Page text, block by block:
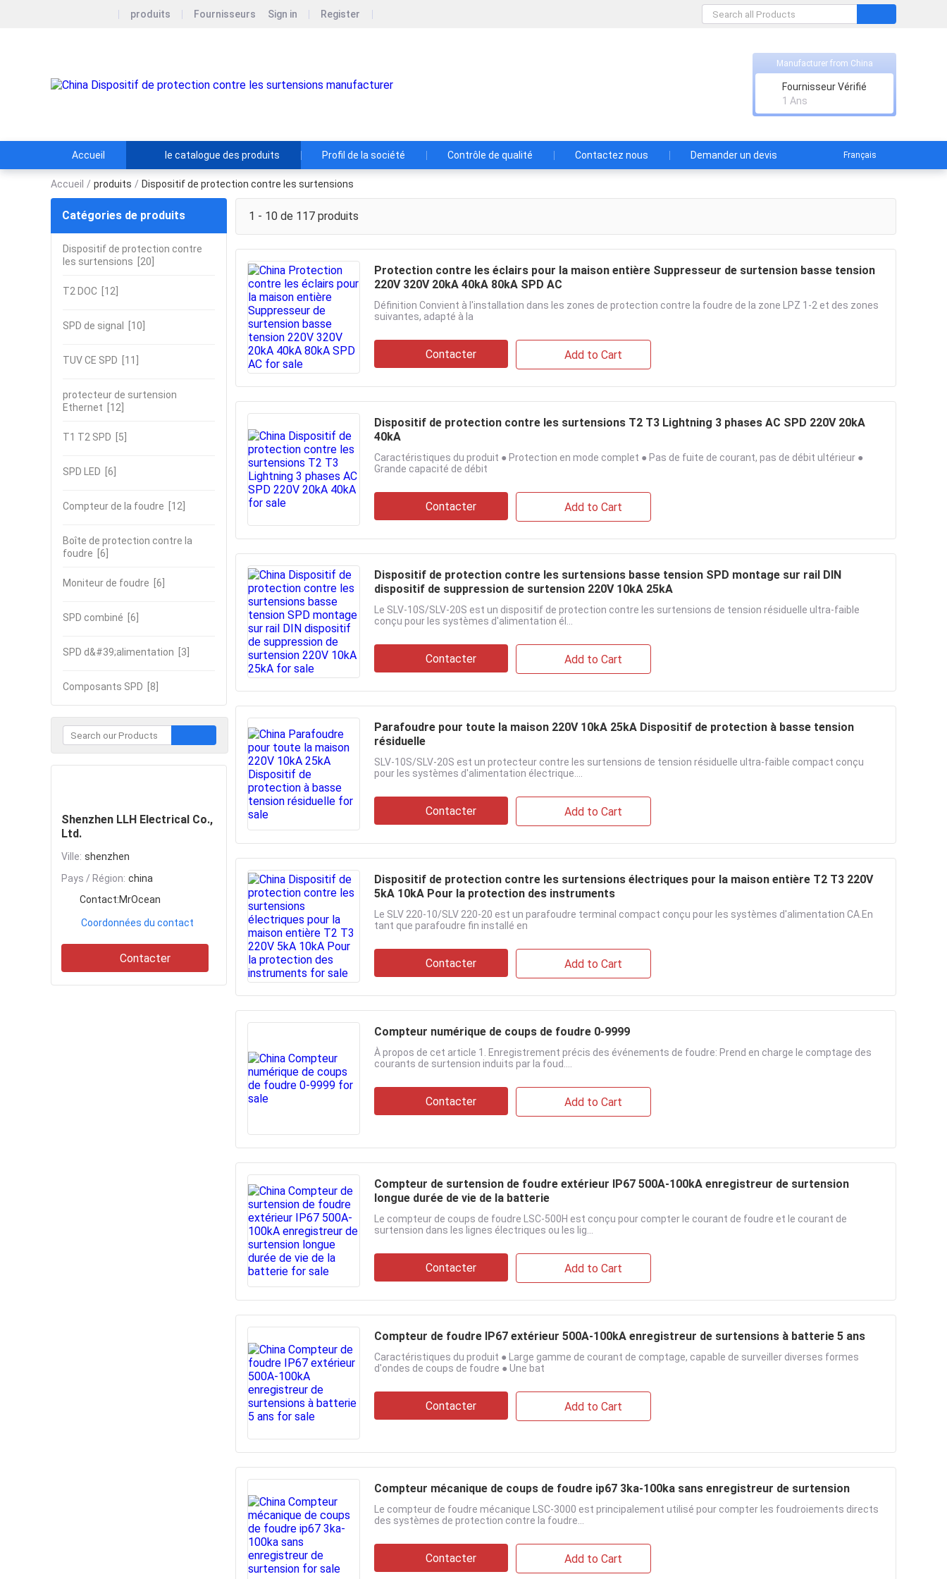
produits Fournisseurs Sign in Register
Fabricant expert de solutions de protection contre les surtensions et la sécurité contre
Manufacturer from China
Fournisseur Vérifié
1 Ans
Accueil le catalogue des produits Profil de la société Contrôle de qualité Contactez nous Demander un devis Français
Accueil / produits / Dispositif de protection contre les surtensions
Catégories de produits
Dispositif de protection contre
les surtensions [20]
T2 DOC [12]
SPD de signal [10]
TUV CE SPD [11]
protecteur de surtension
Ethernet [12]
T1 T2 SPD [5]
SPD LED [6]
Compteur de la foudre [12]
Boîte de protection contre la
foudre [6]
Moniteur de foudre [6]
SPD combiné [6]
SPD d&#39;alimentation [3]
Composants SPD [8]
Shenzhen LLH Electrical Co.,
Ltd.
Ville: shenzhen
Pays / Région: china
Contact:MrOcean
Coordonnées du contact
Contacter
1 - 10 de 117 produits
Protection contre les éclairs pour la maison entière Suppresseur de surtension basse tension
220V 320V 20kA 40kA 80kA SPD AC
Définition Convient à l'installation dans les zones de protection contre la foudre de la zone LPZ 1-2 et des zones
suivantes, adapté à la
Contacter Add to Cart
Dispositif de protection contre les surtensions T2 T3 Lightning 3 phases AC SPD 220V 20kA
40kA
Caractéristiques du produit ● Protection en mode complet ● Pas de fuite de courant, pas de débit ultérieur ●
Grande capacité de débit
Contacter Add to Cart
Dispositif de protection contre les surtensions basse tension SPD montage sur rail DIN
dispositif de suppression de surtension 220V 10kA 25kA
Le SLV-10S/SLV-20S est un dispositif de protection contre les surtensions de tension résiduelle ultra-faible
conçu pour les systèmes d'alimentation él...
Contacter Add to Cart
Parafoudre pour toute la maison 220V 10kA 25kA Dispositif de protection à basse tension
résiduelle
SLV-10S/SLV-20S est un protecteur contre les surtensions de tension résiduelle ultra-faible compact conçu
pour les systèmes d'alimentation électrique....
Contacter Add to Cart
Dispositif de protection contre les surtensions électriques pour la maison entière T2 T3 220V
5kA 10kA Pour la protection des instruments
Le SLV 220-10/SLV 220-20 est un parafoudre terminal compact conçu pour les systèmes d'alimentation CA.En
tant que parafoudre fin installé en
Contacter Add to Cart
Compteur numérique de coups de foudre 0-9999
À propos de cet article 1. Enregistrement précis des événements de foudre: Prend en charge le comptage des
courants de surtension induits par la foud....
Contacter Add to Cart
Compteur de surtension de foudre extérieur IP67 500A-100kA enregistreur de surtension
longue durée de vie de la batterie
Le compteur de coups de foudre LSC-500H est conçu pour compter le courant de foudre et le courant de
surtension dans les lignes électriques ou les lig...
Contacter Add to Cart
Compteur de foudre IP67 extérieur 500A-100kA enregistreur de surtensions à batterie 5 ans
Caractéristiques du produit ● Large gamme de courant de comptage, capable de surveiller diverses formes
d'ondes de coups de foudre ● Une bat
Contacter Add to Cart
Compteur mécanique de coups de foudre ip67 3ka-100ka sans enregistreur de surtension
Le compteur de foudre mécanique LSC-3000 est principalement utilisé pour compter les foudroiements directs
des systèmes de protection contre la foudre...
Contacter Add to Cart